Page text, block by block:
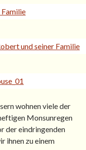
wohnen viele der
Monsunregen
der eindringenden
ihnen zu einem